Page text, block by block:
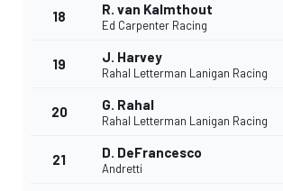
18 R. van Kalmthout
Ed Carpenter Racing
19 J. Harvey
Rahal Letterman Lanigan Racing
20 G. Rahal
Rahal Letterman Lanigan Racing
21 D. DeFrancesco
Andretti